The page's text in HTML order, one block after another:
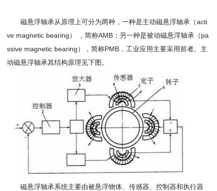
磁悬浮轴承从原理上可分为两种，一种是主动磁悬浮轴承（acti
ve magnetic bearing） ，简称AMB；另一种是被动磁悬浮轴承（pa
ssive magnetic bearing），简称PMB，工业应用主要采用前者。主
动磁悬浮轴承其结构原理见下图。
磁悬浮轴承系统主要由被悬浮物体、传感器、控制器和执行器